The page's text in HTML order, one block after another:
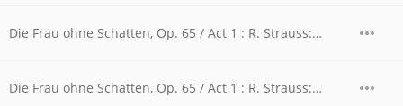
Die Frau ohne Schatten, Op. 65 / Act 1 : R. Strauss: Die Frau ohne Schatten, Op. 65 / Act 1 - Mutter, Mutter, laß uns nach Hause!
Die Frau ohne Schatten, Op. 65 / Act 1 : R. Strauss: Die Frau ohne Schatten, Op. 65 / Act 1 - Sie aus dem Hause